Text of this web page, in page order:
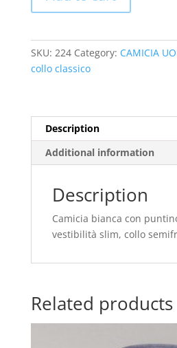
SKU: 224 Category: CAMICIA
collo classico
Description
Additional information
Description
Camicia bianca con
vestibilità slim, collo
Related products